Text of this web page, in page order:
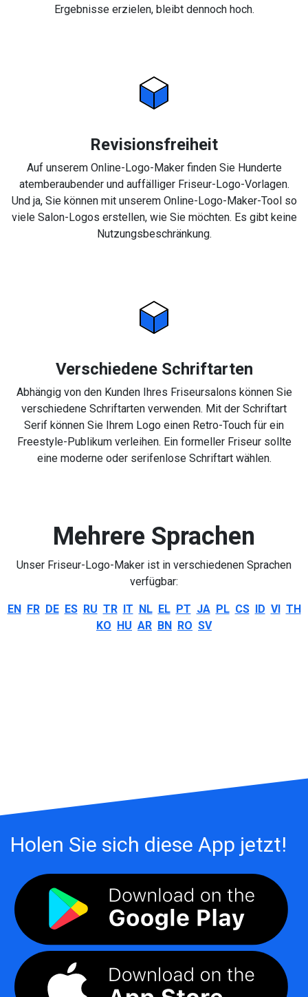
Ergebnisse erzielen, bleibt dennoch hoch.
Revisionsfreiheit
Auf unserem Online-Logo-Maker finden Sie Hunderte
atemberaubender und auffälliger Friseur-Logo-Vorlagen.
Und ja, Sie können mit unserem Online-Logo-Maker-Tool so
viele Salon-Logos erstellen, wie Sie möchten. Es gibt keine
Nutzungsbeschränkung.
Verschiedene Schriftarten
Abhängig von den Kunden Ihres Friseursalons können Sie
verschiedene Schriftarten verwenden. Mit der Schriftart
Serif können Sie Ihrem Logo einen Retro-Touch für ein
Freestyle-Publikum verleihen. Ein formeller Friseur sollte
eine moderne oder serifenlose Schriftart wählen.
Mehrere Sprachen
Unser Friseur-Logo-Maker ist in verschiedenen Sprachen
verfügbar:
EN FR DE ES RU TR IT NL EL PT JA PL CS ID VI TH
KO HU AR BN RO SV
Holen Sie sich diese App jetzt!